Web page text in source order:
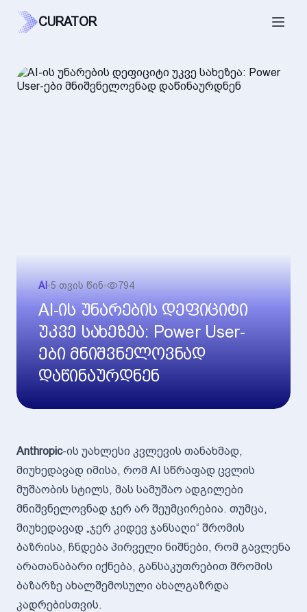
CURATOR
AI •5 თვის წინ• 794
AI-ის უნარების დეფიციტი
უკვე სახეზეა: Power User-
ები მნიშვნელოვნად
დაწინაურდნენ
Anthropic-ის უახლესი კვლევის თანახმად,
მიუხედავად იმისა, რომ AI სწრაფად ცვლის
მუშაობის სტილს, მას სამუშაო ადგილები
მნიშვნელოვნად ჯერ არ შეუმცირებია. თუმცა,
მიუხედავად „ჯერ კიდევ ჯანსაღი“ შრომის
ბაზრისა, ჩნდება პირველი ნიშნები, რომ გავლენა
არათანაბარი იქნება, განსაკუთრებით შრომის
ბაზარზე ახალშემოსული ახალგაზრდა
კადრებისთვის.